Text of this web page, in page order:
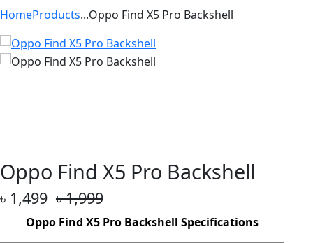
HomeProducts...Oppo Find X5 Pro Backshell
Oppo Find X5 Pro Backshell
৳ 1,499 ৳ 1,999
Oppo Find X5 Pro Backshell Specifications